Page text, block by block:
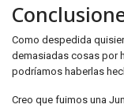
Como despedida
demasiadas cosas por
podríamos haberlas
Creo que fuimos una